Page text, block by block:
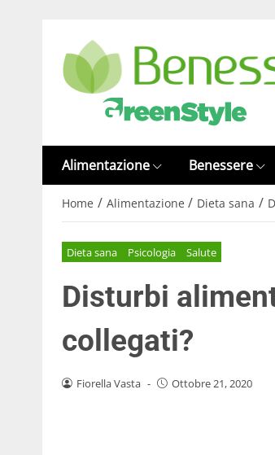
Alimentazione Benessere
Home / Alimentazione / Dieta sana /
Dieta sana Psicologia Salute
Disturbi
collegati?
Fiorella Vasta - Ottobre 21, 2020